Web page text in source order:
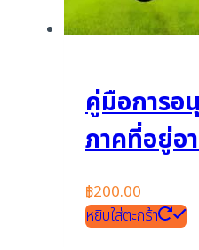
คู่มือการอ
ภาคที่อยู่อ
฿200.00
หยิบใส่ตะกร้า